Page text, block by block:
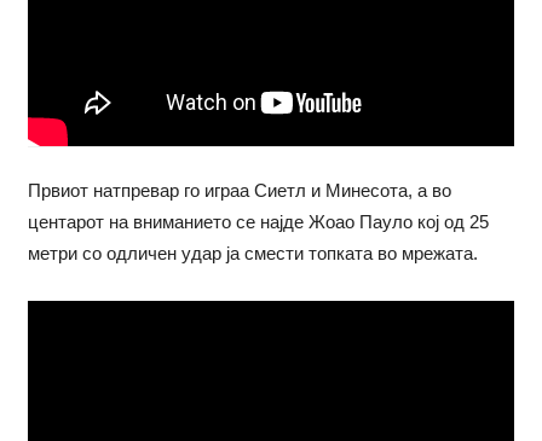
Првиот натпревар го играа Сиетл и Минесота, а во
центарот на вниманието се најде Жоао Пауло кој од 25
метри со одличен удар ја смести топката во мрежата.